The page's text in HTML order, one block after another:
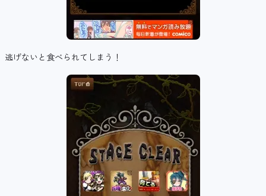
逃げないと食べられてしまう！